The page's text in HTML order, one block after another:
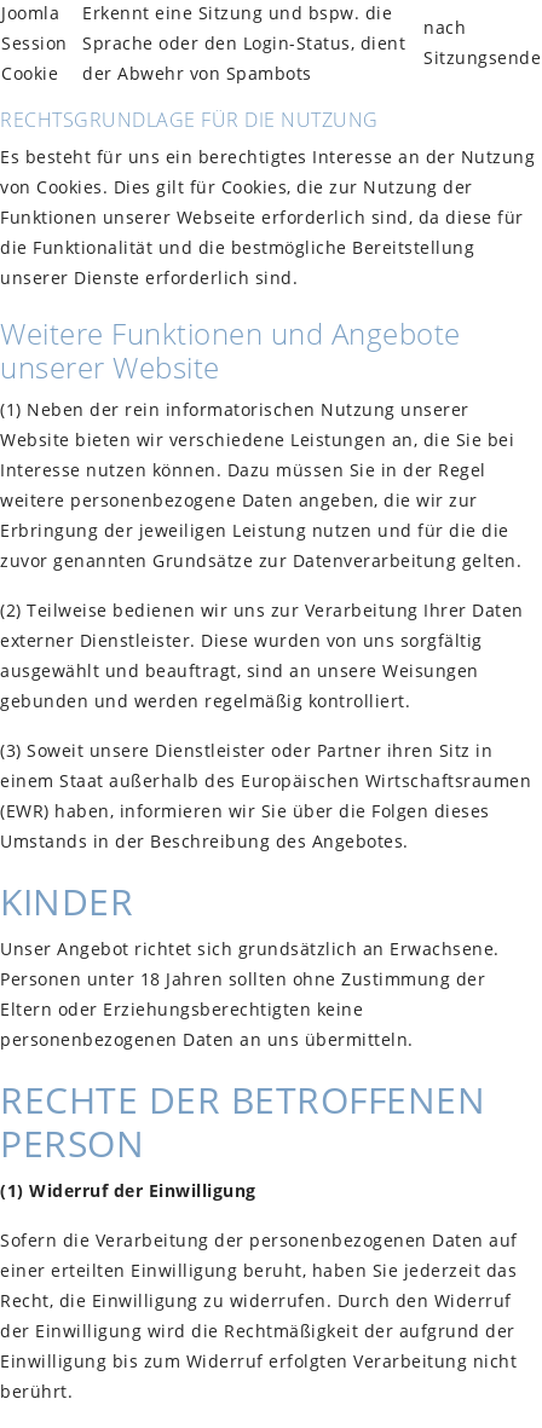
Joomla
Session
Cookie
Erkennt eine Sitzung und bspw. die
Sprache oder den Login-Status, dient
der Abwehr von Spambots
nach
Sitzungsende
RECHTSGRUNDLAGE FÜR DIE NUTZUNG
Es besteht für uns ein berechtigtes Interesse an der Nutzung
von Cookies. Dies gilt für Cookies, die zur Nutzung der
Funktionen unserer Webseite erforderlich sind, da diese für
die Funktionalität und die bestmögliche Bereitstellung
unserer Dienste erforderlich sind.
Weitere Funktionen und Angebote
unserer Website
(1) Neben der rein informatorischen Nutzung unserer
Website bieten wir verschiedene Leistungen an, die Sie bei
Interesse nutzen können. Dazu müssen Sie in der Regel
weitere personenbezogene Daten angeben, die wir zur
Erbringung der jeweiligen Leistung nutzen und für die die
zuvor genannten Grundsätze zur Datenverarbeitung gelten.
(2) Teilweise bedienen wir uns zur Verarbeitung Ihrer Daten
externer Dienstleister. Diese wurden von uns sorgfältig
ausgewählt und beauftragt, sind an unsere Weisungen
gebunden und werden regelmäßig kontrolliert.
(3) Soweit unsere Dienstleister oder Partner ihren Sitz in
einem Staat außerhalb des Europäischen Wirtschaftsraumen
(EWR) haben, informieren wir Sie über die Folgen dieses
Umstands in der Beschreibung des Angebotes.
KINDER
Unser Angebot richtet sich grundsätzlich an Erwachsene.
Personen unter 18 Jahren sollten ohne Zustimmung der
Eltern oder Erziehungsberechtigten keine
personenbezogenen Daten an uns übermitteln.
RECHTE DER BETROFFENEN
PERSON
(1) Widerruf der Einwilligung
Sofern die Verarbeitung der personenbezogenen Daten auf
einer erteilten Einwilligung beruht, haben Sie jederzeit das
Recht, die Einwilligung zu widerrufen. Durch den Widerruf
der Einwilligung wird die Rechtmäßigkeit der aufgrund der
Einwilligung bis zum Widerruf erfolgten Verarbeitung nicht
berührt.